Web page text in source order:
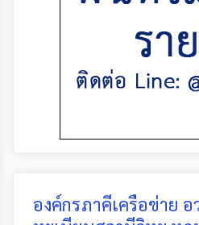
องค์กรภาคีเครือข่าย